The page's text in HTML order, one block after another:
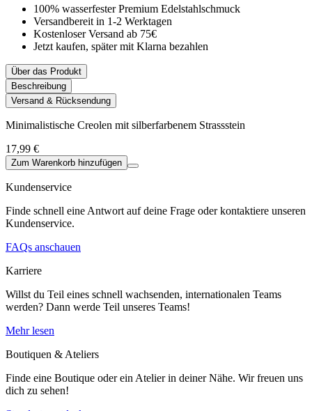
100% wasserfester Premium Edelstahlschmuck
Versandbereit in 1-2 Werktagen
Kostenloser Versand ab 75€
Jetzt kaufen, später mit Klarna bezahlen
Über das Produkt
Beschreibung
Versand & Rücksendung
Minimalistische Creolen mit silberfarbenem Strassstein
17,99 €
Zum Warenkorb hinzufügen
Kundenservice
Finde schnell eine Antwort auf deine Frage oder kontaktiere unseren
Kundenservice.
FAQs anschauen
Karriere
Willst du Teil eines schnell wachsenden, internationalen Teams
werden? Dann werde Teil unseres Teams!
Mehr lesen
Boutiquen & Ateliers
Finde eine Boutique oder ein Atelier in deiner Nähe. Wir freuen uns
dich zu sehen!